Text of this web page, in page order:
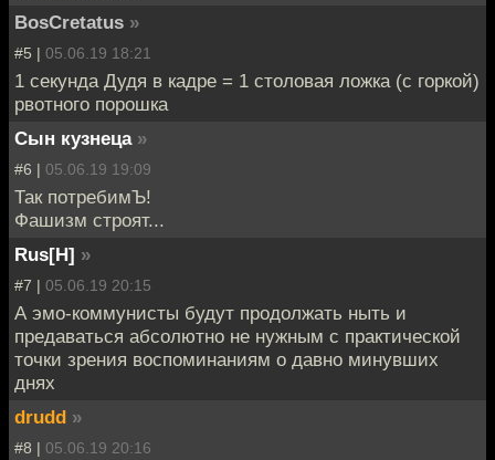
BosCretatus »
#5 | 05.06.19 18:21
1 секунда Дудя в кадре = 1 столовая ложка (с горкой)
рвотного порошка
Сын кузнеца »
#6 | 05.06.19 19:09
Так потребимЪ!
Фашизм строят...
Rus[H] »
#7 | 05.06.19 20:15
А эмо-коммунисты будут продолжать ныть и
предаваться абсолютно не нужным с практической
точки зрения воспоминаниям о давно минувших
днях
drudd »
#8 | 05.06.19 20:16